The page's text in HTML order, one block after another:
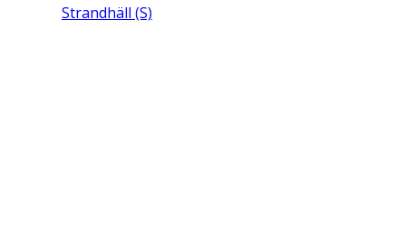
Strandhäll (S)